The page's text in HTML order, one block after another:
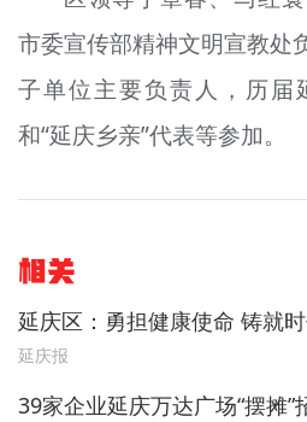
市委宣传部精神文明宣教处
子单位主要负责人，历届
和“延庆乡亲”代表等参加。
相关
延庆区：勇担健康使命 铸就
延庆报
39家企业延庆万达广场“摆摊”